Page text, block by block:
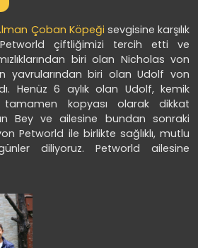
Çoban Köpeği sevgisine karşılık
Petworld çiftliğimizi tercih etti ve
biri olan Nicholas von
yavrularından biri olan Udolf von
Henüz 6 aylık olan Udolf, kemik
tamamen kopyası olarak dikkat
Bey ve ailesine bundan sonraki
Petworld ile birlikte sağlıklı, mutlu
diliyoruz. Petworld ailesine